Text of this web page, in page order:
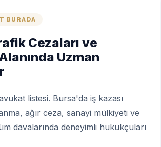
BURADA
Cezaları ve
Uzman
listesi. Bursa'da iş kazası
ağır ceza, sanayi mülkiyeti ve
davalarında deneyimli hukukçuları